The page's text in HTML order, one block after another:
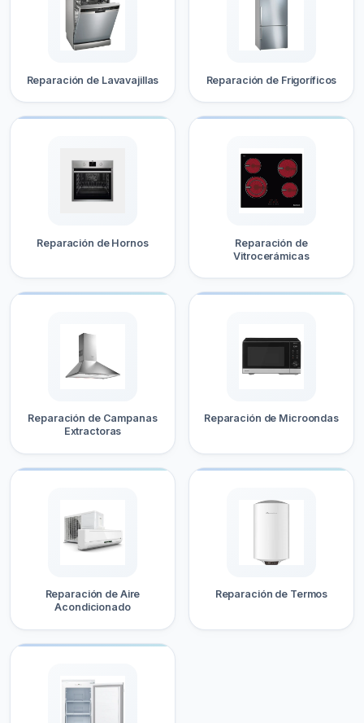
Reparación de Lavavajillas Reparación de Frigoríficos
Reparación de Hornos
Reparación de
Vitrocerámicas
Reparación de Campanas
Extractoras
Reparación de Microondas
Reparación de Aire
Acondicionado
Reparación de Termos